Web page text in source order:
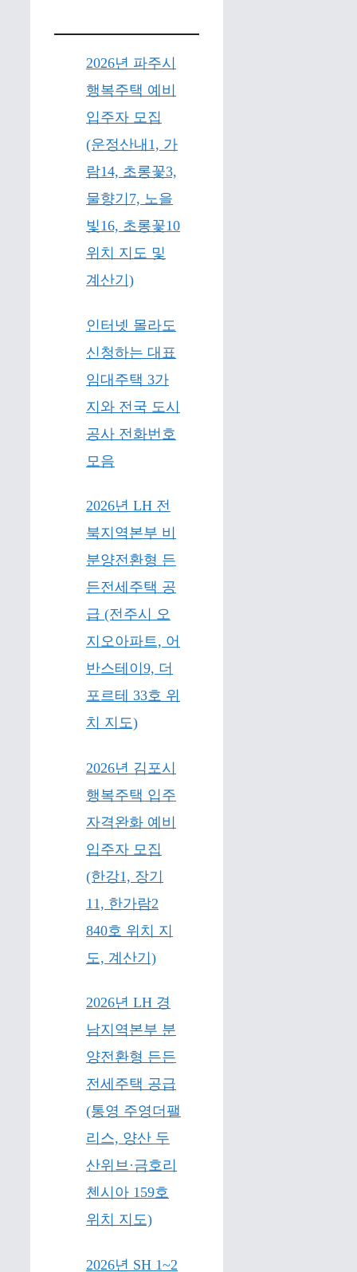
2026년 파주시
행복주택 예비
입주자 모집
(운정산내1, 가
람14, 초롱꽃3,
물향기7, 노을
빛16, 초롱꽃10
위치 지도 및
계산기)
인터넷 몰라도
신청하는 대표
임대주택 3가
지와 전국 도시
공사 전화번호
모음
2026년 LH 전
북지역본부 비
분양전환형 든
든전세주택 공
급 (전주시 오
지오아파트, 어
반스테이9, 더
포르테 33호 위
치 지도)
2026년 김포시
행복주택 입주
자격완화 예비
입주자 모집
(한강1, 장기
11, 한가람2
840호 위치 지
도, 계산기)
2026년 LH 경
남지역본부 분
양전환형 든든
전세주택 공급
(통영 주영더팰
리스, 양산 두
산위브·금호리
첸시아 159호
위치 지도)
2026년 SH 1~2